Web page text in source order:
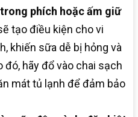
phích hoặc ấm giữ
tạo điều kiện cho vi
khiến sữa dễ bị hỏng và
đó, hãy đổ vào chai sạch
mát tủ lạnh để đảm bảo